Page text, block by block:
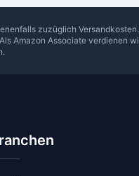
zuzüglich
Amazon Associate verdienen